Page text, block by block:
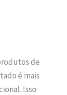
de
é mais
Isso